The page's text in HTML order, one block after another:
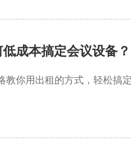
成本搞定会议设备？
你用出租的方式，轻松搞